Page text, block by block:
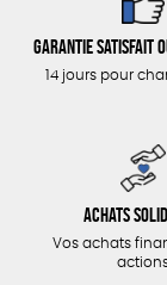
Garantie satisfait
14 jours pour
Achats
Vos achats